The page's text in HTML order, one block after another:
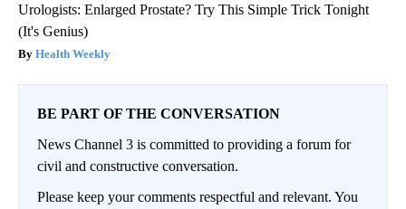
Urologists: Enlarged Prostate? Try This Simple Trick Tonight
(It's Genius)
Health Weekly
BE PART OF THE CONVERSATION
News Channel 3 is committed to providing a forum for
civil and constructive conversation.
Please keep your comments respectful and relevant. You